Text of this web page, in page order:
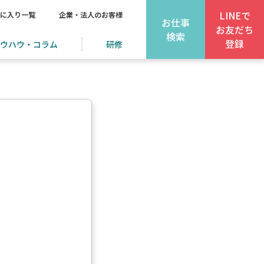
入り一覧 企業・法人のお客様
ハウ・コラム 研修
お仕事
検索
LINEで
お友だち
登録